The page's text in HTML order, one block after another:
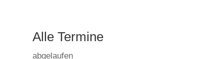
Alle Termine
abgelaufen